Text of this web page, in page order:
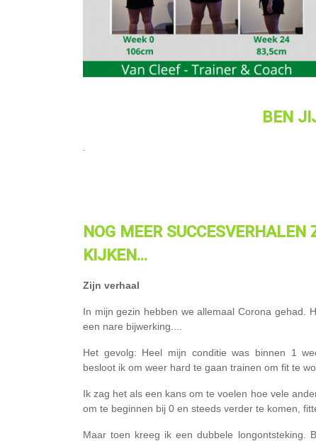
BEN
NOG MEER
KIJKEN...
Zijn verhaal⁣
In mijn gezin hebben we allemaal Corona gehad.
een nare bijwerking....⁣
Het gevolg: Heel mijn conditie was binnen 1
besloot ik om weer hard te gaan trainen om fit te
Ik zag het als een kans om te voelen hoe vele
om te beginnen bij 0 en steeds verder te komen,
Maar toen kreeg ik een dubbele longontsteking.